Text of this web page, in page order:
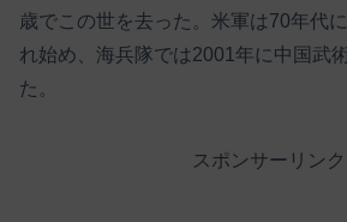
歳でこの世を去った。米軍は70年代
れ始め、海兵隊では2001年に中国武
た。
スポンサーリンク